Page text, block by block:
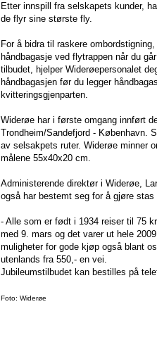
Etter innspill fra selskapets kunder,
de flyr sine største fly.
For å bidra til raskere
håndbagasje ved flytrappen når du
tilbudet, hjelper Widerøepersonalet
håndbagasjen før du legger
kvitteringsgjenparten.
Widerøe har i første omgang innført
Trondheim/Sandefjord - København.
av selsakpets ruter. Widerøe minner
målene 55x40x20 cm.
Administerende direktør i Widerøe,
også har bestemt seg for å gjøre stas
- Alle som er født i 1934 reiser til 75
med 9. mars og det varer ut hele
muligheter for gode kjøp også blant
utenlands fra 550,- en vei.
Jubileumstilbudet kan bestilles på
Foto: Widerøe